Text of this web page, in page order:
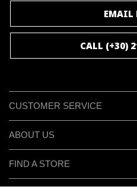
EMAIL
CALL (+30)
CUSTOMER SERVICE
ABOUT US
FIND A STORE